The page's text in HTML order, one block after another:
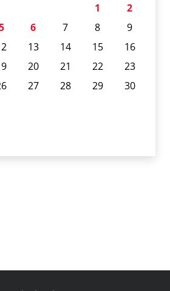
1
2
6 7 8
9
13 14 15
16
20 21 22
23
27 28 29
30